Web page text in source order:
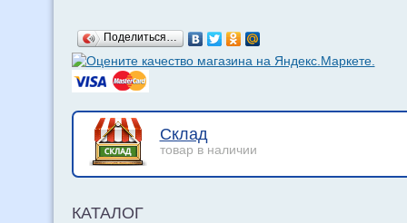
Поделиться…
Склад
товар в наличии
КАТАЛОГ